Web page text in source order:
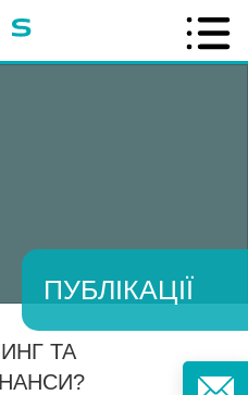
ПУБЛІКАЦІЇ
ТА